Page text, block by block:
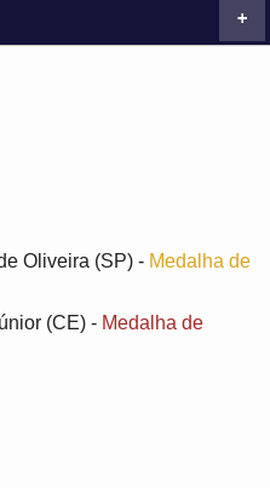
+
Oliveira (SP) - Medalha de
(CE) - Medalha de